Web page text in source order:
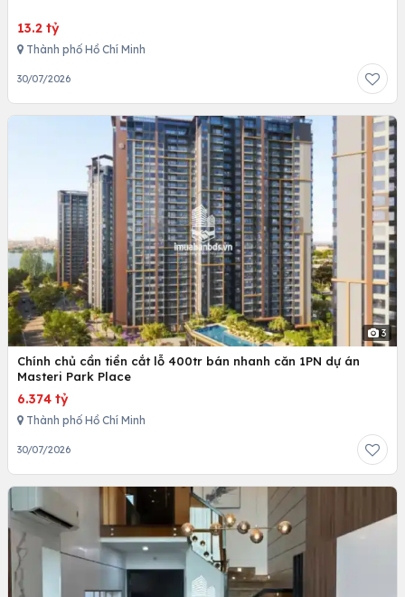
13.2 tỷ
Thành phố Hồ Chí Minh
30/07/2026
3
Chính chủ cần tiền cắt lỗ 400tr bán nhanh căn 1PN dự án
Masteri Park Place
6.374 tỷ
Thành phố Hồ Chí Minh
30/07/2026